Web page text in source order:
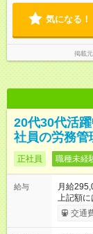
気になる！
掲載
20代30代活
社員の労務
正社員 職種未経
給与
月給
上記額に
ます。
経験・
交通